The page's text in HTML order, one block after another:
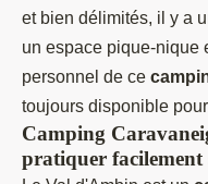
et bien délimités, il y a
un espace pique-nique
personnel de ce
toujours disponible pour
Camping
pratiquer facilement